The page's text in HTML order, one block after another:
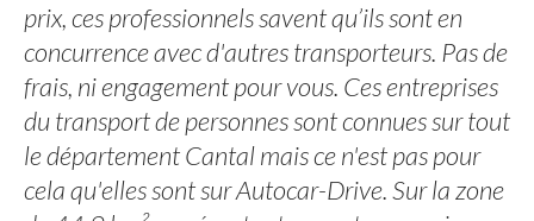
prix, ces professionnels savent qu’ils sont en
concurrence avec d'autres transporteurs. Pas de
frais, ni engagement pour vous. Ces entreprises
du transport de personnes sont connues sur tout
le département Cantal mais ce n'est pas pour
cela qu'elles sont sur Autocar-Drive. Sur la zone